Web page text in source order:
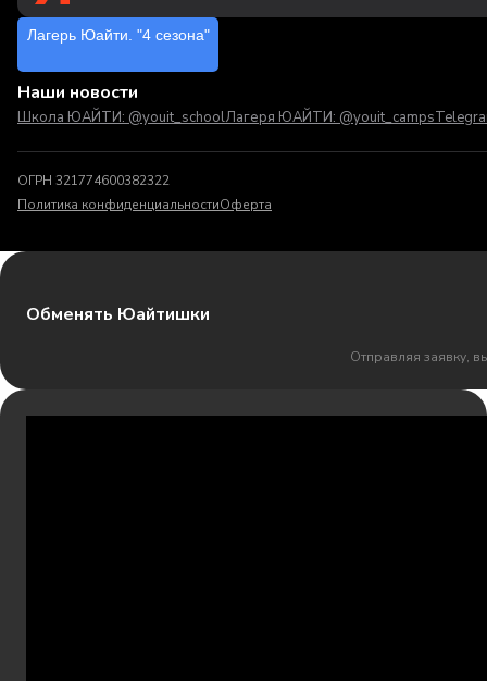
Лагерь Юайти. "4 сезона"
Наши новости
Школа ЮАЙТИ: @youit_schoolЛагеря ЮАЙТИ: @youit_camps
ОГРН 321774600382322
Политика конфиденциальностиОферта
Обменять Юайтишки
Отправляя заявку,